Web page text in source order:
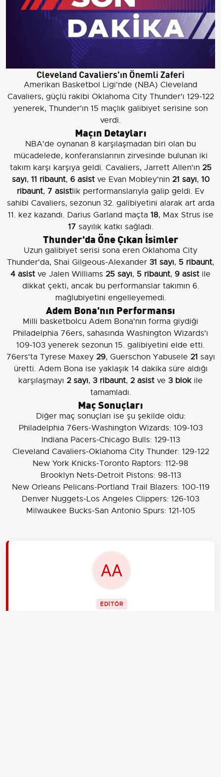
Cleveland Cavaliers'ın Önemli Zaferi
Amerikan Basketbol Ligi'nde (NBA) Cleveland
Cavaliers, güçlü rakibi Oklahoma City Thunder'ı 129-122
yenerek, Thunder'ın 15 maçlık galibiyet serisine son
verdi.
Maçın Detayları
NBA'de oynanan 8 karşılaşmadan biri olan bu
mücadelede, konferanslarının zirvesinde bulunan iki
takım karşı karşıya geldi. Cavaliers, Jarrett Allen'ın 25
sayı, 11 ribaunt, 6 asistve Evan Mobley'nin 21 sayı, 10
ribaunt, 7 asistlik performanslarıyla galip geldi. Ev
sahibi Cavaliers, sezonun 32. galibiyetini alarak art arda
11. kez kazandı. Darius Garland maçta 18, Max Strus ise
17 sayılık katkı sağladı.
Thunder'da Öne Çıkan İsimler
Uzun galibiyet serisi sona eren Oklahoma City
Thunder'da, Shai Gilgeous-Alexander 31 sayı, 5 ribaunt,
4 asist ve Jalen Williams 25 sayı, 5 ribaunt, 9 asist ile
dikkat çekti, ancak bu performanslar takımın 6.
mağlubiyetini engelleyemedi.
Adem Bona'nın Performansı
Milli basketbolcu Adem Bona'nın forma giydiği
Philadelphia 76ers, sahasında Washington Wizards'ı
109-103 yenerek sezonun 15. galibiyetini elde etti.
76ers'ta Tyrese Maxey 29, Guerschon Yabusele 21 sayı
üretti. Adem Bona ise yaklaşık 14 dakika süre aldığı
karşılaşmayı 2 sayı, 3 ribaunt, 2 asist ve 3 blokile
tamamladı.
Maç Sonuçları
Diğer maç sonuçları ise şu şekilde oldu:
Philadelphia 76ers-Washington Wizards: 109-103
Indiana Pacers-Chicago Bulls: 129-113
Cleveland Cavaliers-Oklahoma City Thunder: 129-122
New York Knicks-Toronto Raptors: 112-98
Brooklyn Nets-Detroit Pistons: 98-113
New Orleans Pelicans-Portland Trail Blazers: 100-119
Denver Nuggets-Los Angeles Clippers: 126-103
Milwaukee Bucks-San Antonio Spurs: 121-105
EDİTÖR